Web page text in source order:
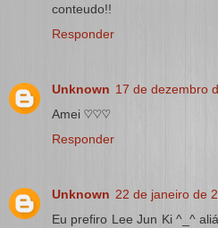
conteudo!!
Responder
Unknown 17 de dezembro
Amei ♡♡♡
Responder
Unknown 22 de janeiro de
Eu prefiro Lee Jun Ki ^_^